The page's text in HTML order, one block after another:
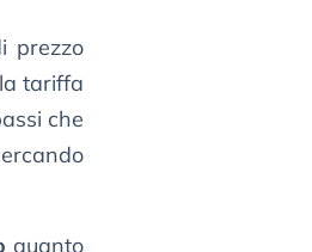
prezzo
tariffa
che
quanto